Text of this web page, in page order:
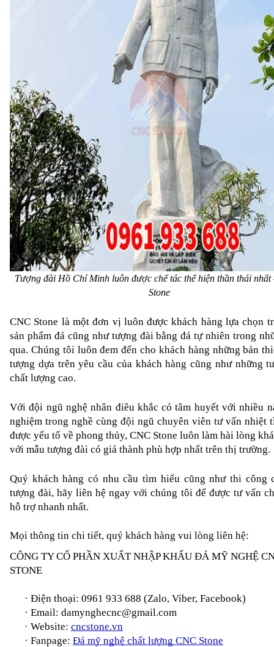
Tượng đài Hồ Chí Minh luôn được chế tác thể hiện thần thái nhất
Stone
CNC Stone là một đơn vị luôn được khách hàng lựa chọn
sản phẩm đá cũng như tượng đài bằng đá tự nhiên trong
qua. Chúng tôi luôn đem đến cho khách hàng những bản
tượng dựa trên yêu cầu của khách hàng cũng như những
chất lượng cao.
Với đội ngũ nghệ nhân điêu khắc có tâm huyết với nhiều
nghiệm trong nghề cùng đội ngũ chuyên viên tư vấn nhiệt
được yếu tố về phong thủy, CNC Stone luôn làm hài lòng
với mẫu tượng đài có giá thành phù hợp nhất trên thị trường.
Quý khách hàng có nhu cầu tìm hiểu cũng như thi công
tượng đài, hãy liên hệ ngay với chúng tôi để được tư vấn
hỗ trợ nhanh nhất.
Mọi thông tin chi tiết, quý khách hàng vui lòng liên hệ:
CÔNG TY CỔ PHẦN XUẤT NHẬP KHẨU ĐÁ MỸ NGHỆ
STONE
· Điện thoại: 0961 933 688 (Zalo, Viber, Facebook)
· Email: damynghecnc@gmail.com
· Website: cncstone.vn
· Fanpage: Đá mỹ nghệ chất lượng CNC Stone